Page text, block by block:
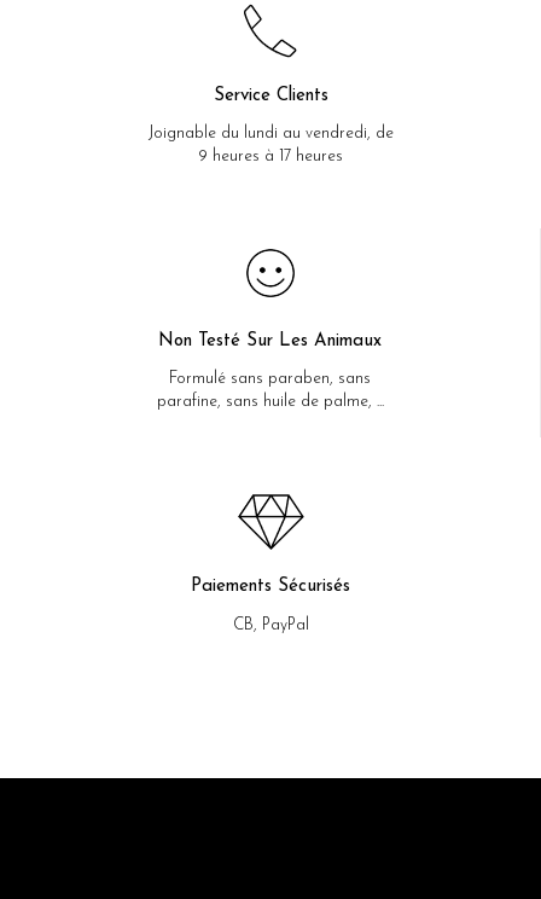
Service Clients
Joignable du lundi au vendredi, de
9 heures à 17 heures
Non Testé Sur Les Animaux
Formulé sans paraben, sans
parafine, sans huile de palme, ...
Paiements Sécurisés
CB, PayPal